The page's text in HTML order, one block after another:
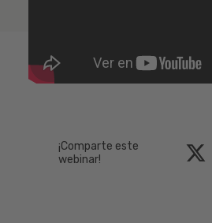
¡Comparte este
webinar!